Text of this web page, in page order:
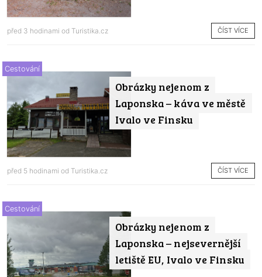
před 3 hodinami od Turistika.cz ČÍST VÍCE
Obrázky nejenom z
Laponska – káva ve městě
Ivalo ve Finsku
Cestování
před 5 hodinami od Turistika.cz ČÍST VÍCE
Obrázky nejenom z
Laponska – nejsevernější
letiště EU, Ivalo ve Finsku
Cestování